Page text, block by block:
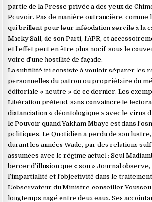
partie de la Presse privée a des yeux de
Pouvoir. Pas de manière outrancière, comme
qui brillent pour leur inféodation servile à la
Macky Sall, de son Parti, l’APR, et
et l’effet peut en être plus nocif, sous le
voire d’une hostilité de façade.
La subtilité ici consiste à vouloir séparer les
personnelles du patron ou propriétaire du
éditoriale « neutre » de ce dernier. Les
Libération prétend, sans convaincre le
distanciation « déontologique » avec le virus
le Pouvoir quand Yakham Mbaye est dans
politiques. Le Quotidien a perdu de son
durant les années Wade, par des relations
assumées avec le régime actuel : Seul
bercer d’illusion que « son » Journal observe,
l’impartialité et l’objectivité dans le
L’observateur du Ministre-conseiller
longtemps nagé entre deux eaux. Ses